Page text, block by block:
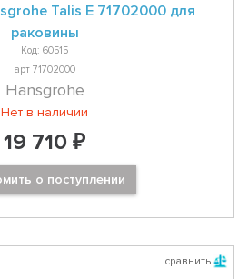
Talis E 71702000 для
раковины
Код: 60515
арт 71702000
Hansgrohe
Нет в наличии
19 710 ₽
о поступлении
сравнить